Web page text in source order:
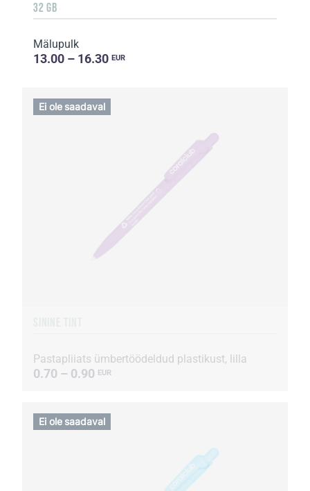
32 GB
Mälupulk
13.00 – 16.30 EUR
Pastapliiats ümbertöödeldud plastikust, lilla
0.70 – 0.90 EUR
Ei ole saadaval
Ei ole saadaval